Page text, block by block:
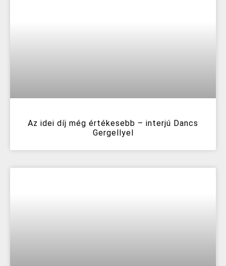
Az idei díj még értékesebb – interjú Dancs
Gergellyel